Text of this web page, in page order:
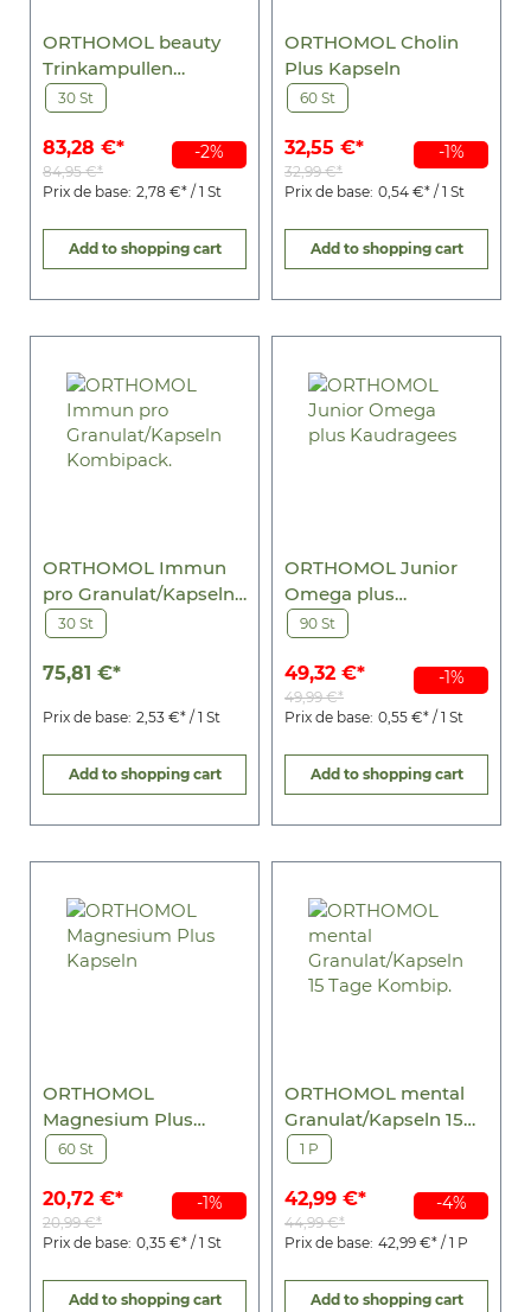
-2%
ORTHOMOL beauty
Trinkampullen
Nachfüllpackung
30 St
83,28 €*
84,95 €*
Prix de base: 2,78 €* / 1 St
Add to shopping cart
-1%
ORTHOMOL Cholin
Plus Kapseln
60 St
32,55 €*
32,99 €*
Prix de base: 0,54 €* / 1 St
Add to shopping cart
ORTHOMOL Immun
pro Granulat/Kapseln
Kombipack.
30 St
75,81 €*
Prix de base: 2,53 €* / 1 St
Add to shopping cart
-1%
ORTHOMOL Junior
Omega plus
Kaudragees
90 St
49,32 €*
49,99 €*
Prix de base: 0,55 €* / 1 St
Add to shopping cart
-1%
ORTHOMOL
Magnesium Plus
Kapseln
60 St
20,72 €*
20,99 €*
Prix de base: 0,35 €* / 1 St
Add to shopping cart
-4%
ORTHOMOL mental
Granulat/Kapseln 15
Tage Kombip.
1 P
42,99 €*
44,99 €*
Prix de base: 42,99 €* / 1 P
Add to shopping cart